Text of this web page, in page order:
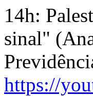
14h:
sinal"
https://